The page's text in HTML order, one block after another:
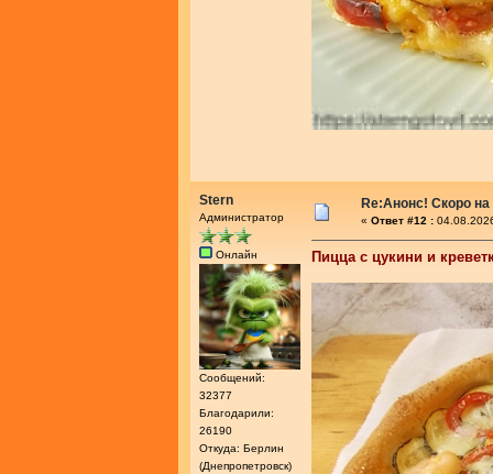
Stern
Администратор
Онлайн
Сообщений:
32377
Благодарили:
26190
Откуда: Берлин
(Днепропетровск)
Re:Анонс! Скоро
« Ответ #12 :
Пицца с цукини и